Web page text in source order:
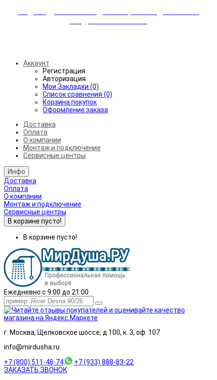
Аккаунт
Регистрация
Авторизация
Мои Закладки (0)
Список сравнения (0)
Корзина покупок
Оформление заказа
Доставка
Оплата
О компании
Монтаж и подключение
Сервисные центры
Инфо
Доставка
Оплата
О компании
Монтаж и подключение
Сервисные центры
В корзине пусто!
В корзине пусто!
Ежедневно с 9:00 до 21:00
г. Москва, Щелковское шоссе, д.100, к. 3, оф. 107
info@mirdusha.ru
+7 (800) 511-48-74
+7 (933) 888-83-22
ЗАКАЗАТЬ ЗВОНОК